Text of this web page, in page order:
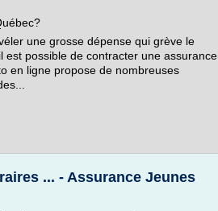
une grosse dépense qui grève le
est possible de contracter une assurance
en ligne propose de nombreuses
... - Assurance Jeunes